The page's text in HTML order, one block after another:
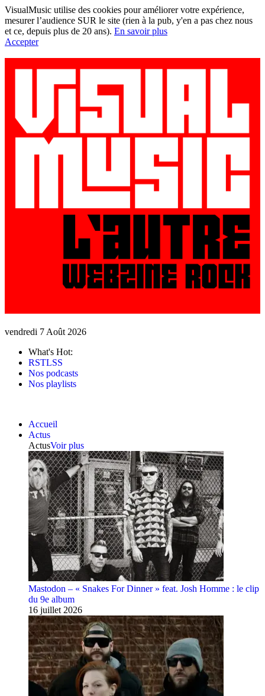
VisualMusic utilise des cookies pour améliorer votre expérience,
mesurer l’audience SUR le site (rien à la pub, y'en a pas chez nous
et ce, depuis plus de 20 ans). En savoir plus
Accepter
vendredi 7 Août 2026
What's Hot:
RSTLSS
Nos podcasts
Nos playlists
Accueil
Actus
ActusVoir plus
Mastodon – « Snakes For Dinner » feat. Josh Homme : le clip
du 9e album
16 juillet 2026